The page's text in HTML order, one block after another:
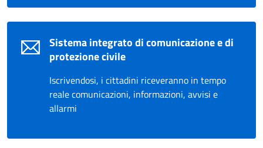
Sistema integrato di comunicazione e di
protezione civile
Iscrivendosi, i cittadini riceveranno in tempo
reale comunicazioni, informazioni, avvisi e
allarmi